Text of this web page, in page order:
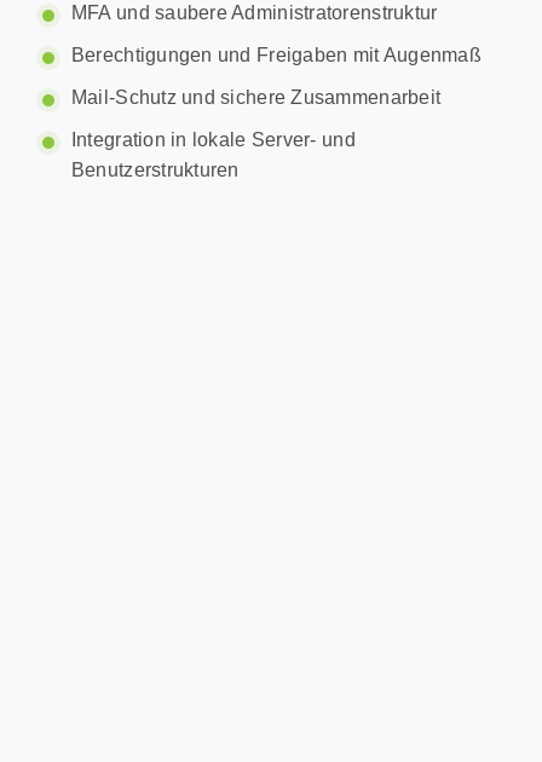
MFA und saubere Administratorenstruktur
Berechtigungen und Freigaben mit Augenmaß
Mail-Schutz und sichere Zusammenarbeit
Integration in lokale Server- und
Benutzerstrukturen